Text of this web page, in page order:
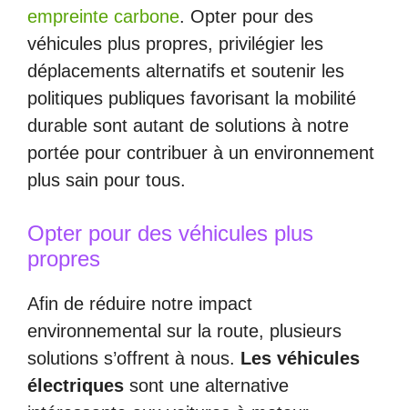
empreinte carbone. Opter pour des
véhicules plus propres, privilégier les
déplacements alternatifs et soutenir les
politiques publiques favorisant la mobilité
durable sont autant de solutions à notre
portée pour contribuer à un environnement
plus sain pour tous.
Opter pour des véhicules plus
propres
Afin de réduire notre impact
environnemental sur la route, plusieurs
solutions s’offrent à nous. Les véhicules
électriques sont une alternative